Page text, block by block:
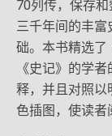
70列传，保存
三千年间的丰
础。本书精选了
《史记》的学
释，并且对照以
色插图，使读者